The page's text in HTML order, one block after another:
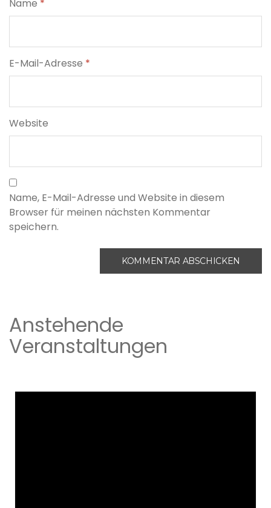
Name *
E-Mail-Adresse *
Website
Name, E-Mail-Adresse und Website in diesem
Browser für meinen nächsten Kommentar
speichern.
Anstehende
Veranstaltungen